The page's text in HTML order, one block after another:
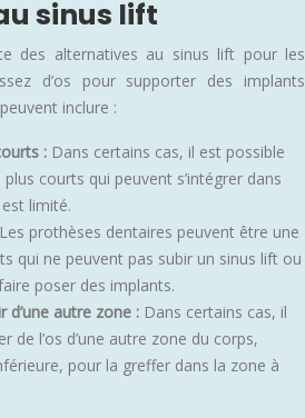
sinus lift
des alternatives au sinus lift pour les
d’os pour supporter des implants
inclure :
: Dans certains cas, il est possible
courts qui peuvent s’intégrer dans
est limité.
Les prothèses dentaires peuvent être une
qui ne peuvent pas subir un sinus lift ou
poser des implants.
d’une autre zone : Dans certains cas, il
de l’os d’une autre zone du corps,
pour la greffer dans la zone à